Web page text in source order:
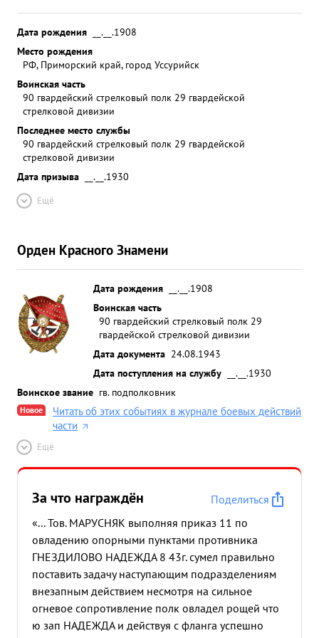
Дата рождения
__.__.1908
Место рождения
РФ, Приморский край, город Уссурийск
Воинская часть
90 гвардейский стрелковый полк 29 гвардейской
стрелковой дивизии
Последнее место службы
90 гвардейский стрелковый полк 29 гвардейской
стрелковой дивизии
Дата призыва
__.__.1930
Ещё
Орден Красного Знамени
Дата рождения
__.__.1908
Воинская часть
90 гвардейский стрелковый полк 29
гвардейской стрелковой дивизии
Дата документа 24.08.1943
Дата поступления на службу
__.__.1930
Воинское звание гв. подполковник
Новое
Читать об этих событиях в журнале боевых действий
части
Ещё
За что награждён
Поделиться
«... Тов. МАРУСНЯК выполняя приказ 11 по
овладению опорными пунктами противника
ГНЕЗДИЛОВО НАДЕЖДА 8 43г. сумел правильно
поставить задачу наступающим подразделениям
внезапным действием несмотря на сильное
огневое сопротивление полк овладел рощей что
ю зап НАДЕЖДА и действуя с фланга успешно